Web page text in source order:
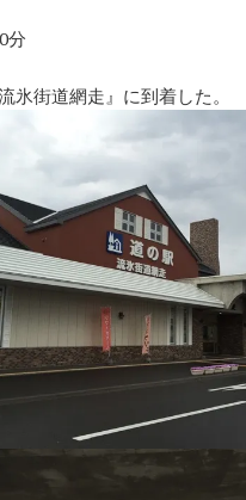
分
氷街道網走』に到着した。